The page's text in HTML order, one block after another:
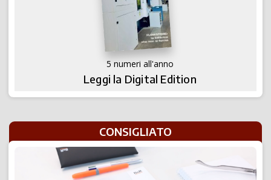
5 numeri all'anno
Leggi la Digital Edition
CONSIGLIATO